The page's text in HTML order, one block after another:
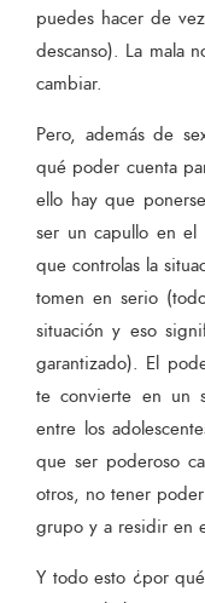
puedes hacer de
descanso). La mala
cambiar.
Pero, además de
qué poder cuenta
ello hay que
ser un capullo en
que controlas la
tomen en serio
situación y eso
garantizado). El
te convierte en un
entre los
que ser poderoso
otros, no tener
grupo y a residir en
Y todo esto ¿por